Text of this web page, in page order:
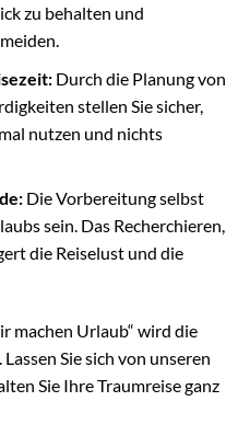
zu behalten und
Durch die Planung von
stellen Sie sicher,
nutzen und nichts
Die Vorbereitung selbst
sein. Das Recherchieren,
die Reiselust und die
machen Urlaub“ wird die
Sie sich von unseren
Sie Ihre Traumreise ganz